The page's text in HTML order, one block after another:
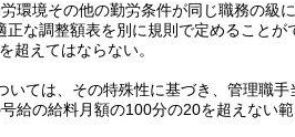
環境その他の勤労条件が同じ職務の級
な調整額表を別に規則で定めることが
超えてはならない。
ては、その特殊性に基づき、管理職手
給の給料月額の100分の20を超えない